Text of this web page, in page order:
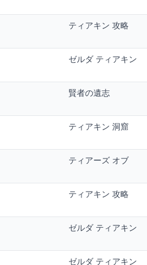
ティアキン 攻略
ゼルダ ティアキン
賢者の遺志
ティアキン 洞窟
ティアーズ オブ
ティアキン 攻略
ゼルダ ティアキン
ゼルダ ティアキン